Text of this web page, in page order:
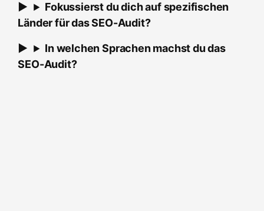
Fokussierst du dich auf spezifischen
Länder für das SEO-Audit?
In welchen Sprachen machst du das
SEO-Audit?